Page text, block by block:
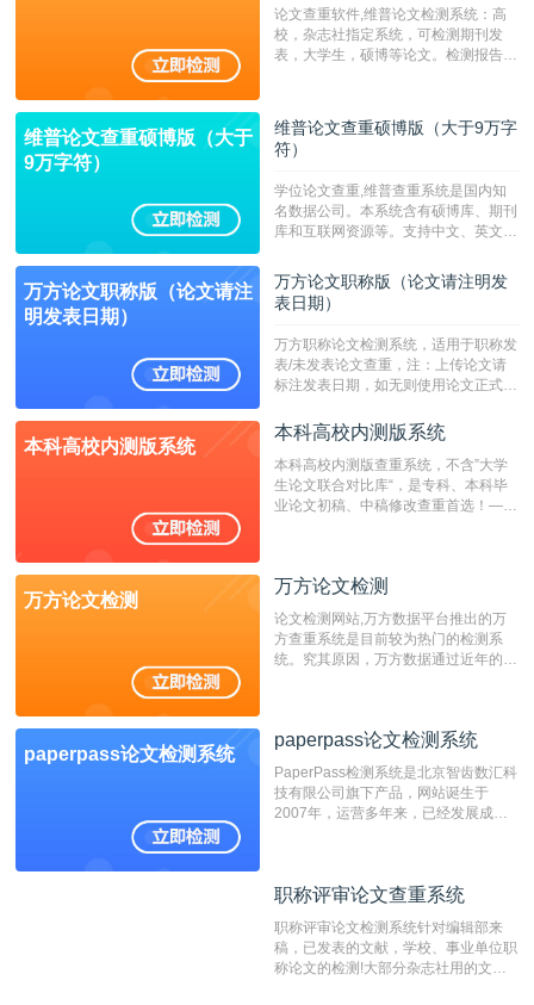
论文查重软件,维普论文检测系统：高
校，杂志社指定系统，可检测期刊发
表，大学生，硕博等论文。检测报告支
维普论文查重硕博版（大于
9万字符）
维普论文查重硕博版（大于9万字
符）
学位论文查重,维普查重系统是国内知
名数据公司。本系统含有硕博库、期刊
库和互联网资源等。支持中文、英文、
定院校！！！
万方论文职称版（论文请注
明发表日期）
万方论文职称版（论文请注明发
表日期）
万方职称论文检测系统，适用于职称发
表/未发表论文查重，注：上传论文请
标注发表日期，如无则使用论文正式发
成时间作为发表日期。
本科高校内测版系统
本科高校内测版系统
本科高校内测版查重系统，不含”大学
生论文联合对比库“，是专科、本科毕
业论文初稿、中稿修改查重首选！——
万方论文检测
万方论文检测
论文检测网站,万方数据平台推出的万
方查重系统是目前较为热门的检测系
统。究其原因，万方数据通过近年的发
非。其次，相对于知网而言，万方检测
重的推荐系统。
paperpass论文检测系统
paperpass论文检测系统
PaperPass检测系统是北京智齿数汇科
技有限公司旗下产品，网站诞生于
2007年，运营多年来，已经发展成为
检测速度快、精度高，市场反映良好。
职称评审论文查重系统
职称评审论文检测系统针对编辑部来
稿，已发表的文献，学校、事业单位职
称论文的检测!大部分杂志社用的文献